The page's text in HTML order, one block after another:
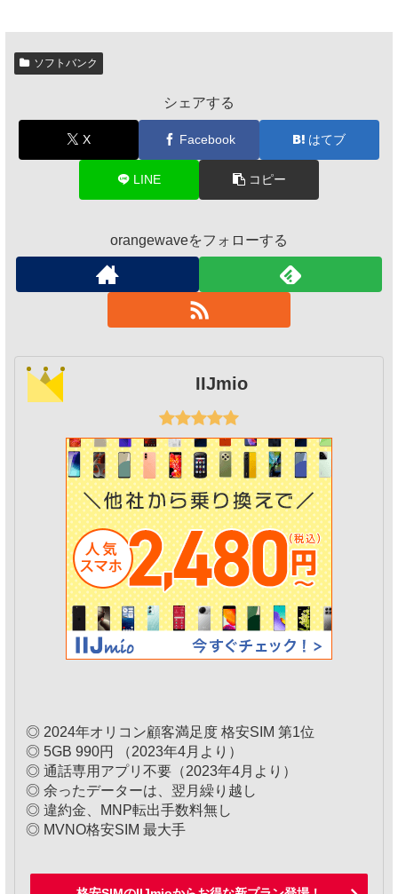
ソフトバンク
シェアする
X Facebook はてブ
LINE コピー
orangewaveをフォローする
IIJmio
◎ 2024年オリコン顧客満足度 格安SIM 第1位
◎ 5GB 990円 （2023年4月より）
◎ 通話専用アプリ不要（2023年4月より）
◎ 余ったデーターは、翌月繰り越し
◎ 違約金、MNP転出手数料無し
◎ MVNO格安SIM 最大手